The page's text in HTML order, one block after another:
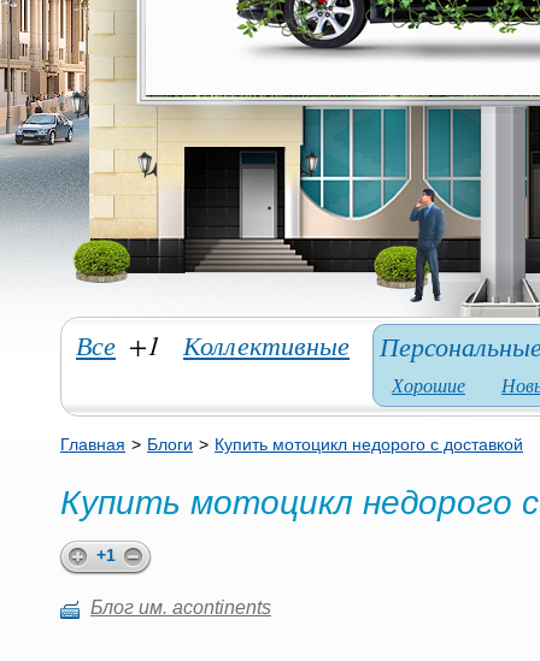
Все +1 Коллективные
Хорошие
Главная > Блоги > Купить мотоцикл недорого с доставкой
Купить мотоцикл недорого
+1
Блог им. acontinents